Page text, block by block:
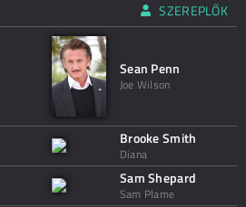
SZEREPLŐK
Sean Penn
Joe Wilson
Brooke Smith
Diana
Sam Shepard
Sam Plame